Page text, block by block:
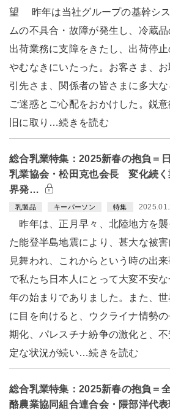
望 昨年は当社グループの基幹シ
ムの不具合・故障が発生し、冷蔵品
出荷業務に支障をきたし、出荷停止
やむなきにいたった。お客さま、お
引先さま、関係者の皆さまに多大な
ご迷惑とご心配をおかけした。鋭意
旧に取り…続きを読む
総合乳業特集：2025新春の抱負＝
乳業協会・松田克也会長 変化続く
界発…
乳製品 キーパーソン 特集
昨年は、正月早々、北陸地方を襲
た能登半島地震により、甚大な被害
見舞われ、これからという時の出来
で私たち日本人にとって大変不安な
年の始まりでありました。また、世
に目を向けると、ウクライナ情勢の
期化、パレスチナ紛争の激化と、不
定な状況が続い…続きを読む
総合乳業特集：2025新春の抱負＝
酪農業協同組合連合会・隈部洋代表